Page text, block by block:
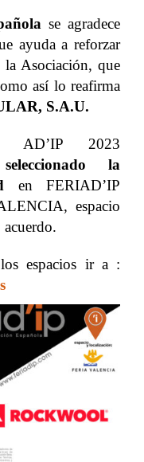
se agradece
ayuda a reforzar
la Asociación, que
así lo reafirma
S.A.U.
AD’IP 2023
la
en FERIAD’IP
espacio
espacios ir a :